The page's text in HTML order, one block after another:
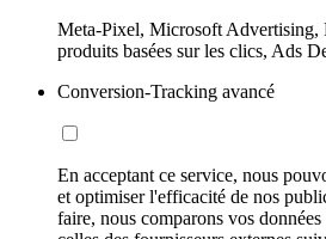
Meta-Pixel, Microsoft Advertising,
produits basées sur les clics, Ads
Conversion-Tracking avancé
En acceptant ce service, nous
et optimiser l'efficacité de nos
faire, nous comparons vos